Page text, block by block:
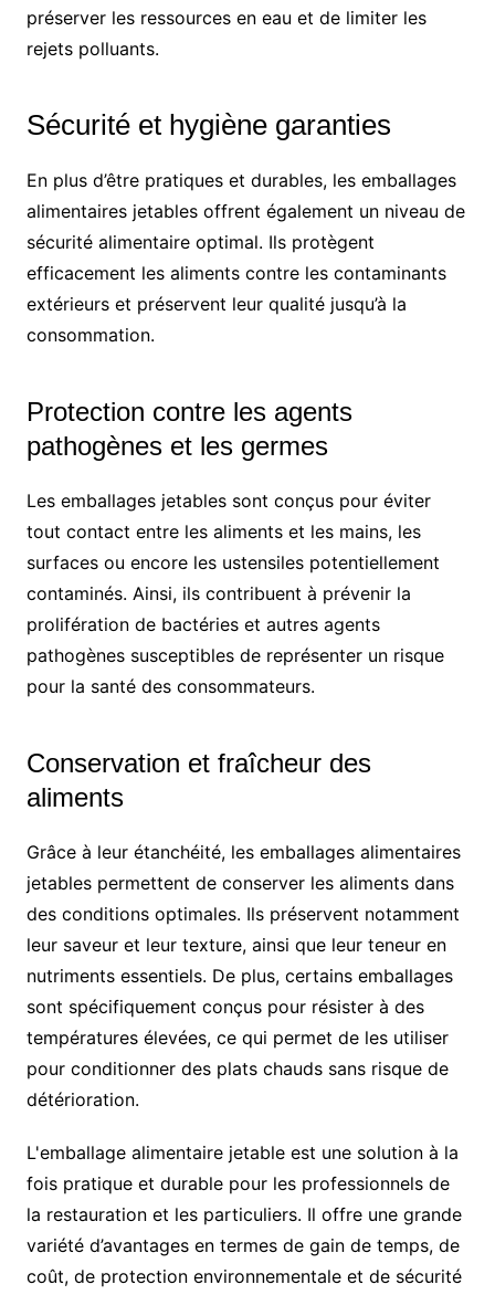
préserver les ressources en eau et de limiter les
rejets polluants.
Sécurité et hygiène garanties
En plus d’être pratiques et durables, les emballages
alimentaires jetables offrent également un niveau de
sécurité alimentaire optimal. Ils protègent
efficacement les aliments contre les contaminants
extérieurs et préservent leur qualité jusqu’à la
consommation.
Protection contre les agents
pathogènes et les germes
Les emballages jetables sont conçus pour éviter
tout contact entre les aliments et les mains, les
surfaces ou encore les ustensiles potentiellement
contaminés. Ainsi, ils contribuent à prévenir la
prolifération de bactéries et autres agents
pathogènes susceptibles de représenter un risque
pour la santé des consommateurs.
Conservation et fraîcheur des
aliments
Grâce à leur étanchéité, les emballages alimentaires
jetables permettent de conserver les aliments dans
des conditions optimales. Ils préservent notamment
leur saveur et leur texture, ainsi que leur teneur en
nutriments essentiels. De plus, certains emballages
sont spécifiquement conçus pour résister à des
températures élevées, ce qui permet de les utiliser
pour conditionner des plats chauds sans risque de
détérioration.
L'emballage alimentaire jetable est une solution à la
fois pratique et durable pour les professionnels de
la restauration et les particuliers. Il offre une grande
variété d’avantages en termes de gain de temps, de
coût, de protection environnementale et de sécurité